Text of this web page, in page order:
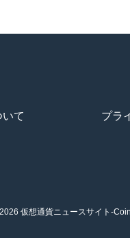
て プラ
仮想通貨ニュースサイト-